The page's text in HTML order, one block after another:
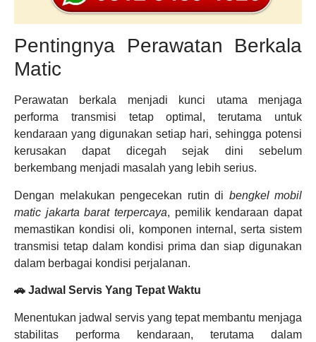
Pentingnya Perawatan Berkala
Matic
Perawatan berkala menjadi kunci utama menjaga
performa transmisi tetap optimal, terutama untuk
kendaraan yang digunakan setiap hari, sehingga potensi
kerusakan dapat dicegah sejak dini sebelum
berkembang menjadi masalah yang lebih serius.
Dengan melakukan pengecekan rutin di bengkel mobil
matic jakarta barat terpercaya, pemilik kendaraan dapat
memastikan kondisi oli, komponen internal, serta sistem
transmisi tetap dalam kondisi prima dan siap digunakan
dalam berbagai kondisi perjalanan.
🚗 Jadwal Servis Yang Tepat Waktu
Menentukan jadwal servis yang tepat membantu menjaga
stabilitas performa kendaraan, terutama dalam